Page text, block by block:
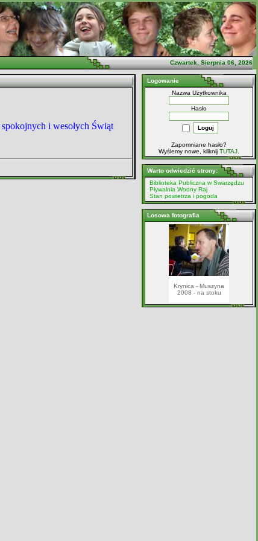
Czwartek, Sierpnia 06, 2026
spokojnych i wesołych Świąt
Logowanie
Nazwa Użytkownika
Hasło
Zapomniane hasło?
Wyślemy nowe, kliknij TUTAJ
Warto odwiedzić strony:
Biblioteka Publiczna w Swarzędzu
Pływalnia Wodny Raj
Stan powietrza i pogoda
Losowa fotografia
Adapt 2013
Krynica - Muszyna
2008 - na stoku